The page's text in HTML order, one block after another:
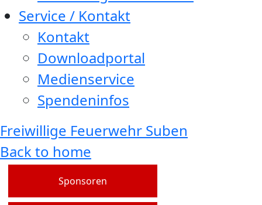
Service / Kontakt
Kontakt
Downloadportal
Medienservice
Spendeninfos
Freiwillige Feuerwehr Suben
Back to home
Sponsoren